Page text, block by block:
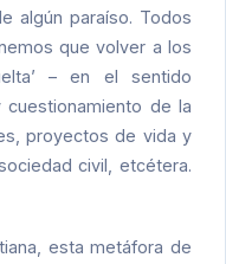
algún paraíso. Todos
que volver a los
– en el sentido
de la
proyectos de vida y
civil, etcétera.
esta metáfora de